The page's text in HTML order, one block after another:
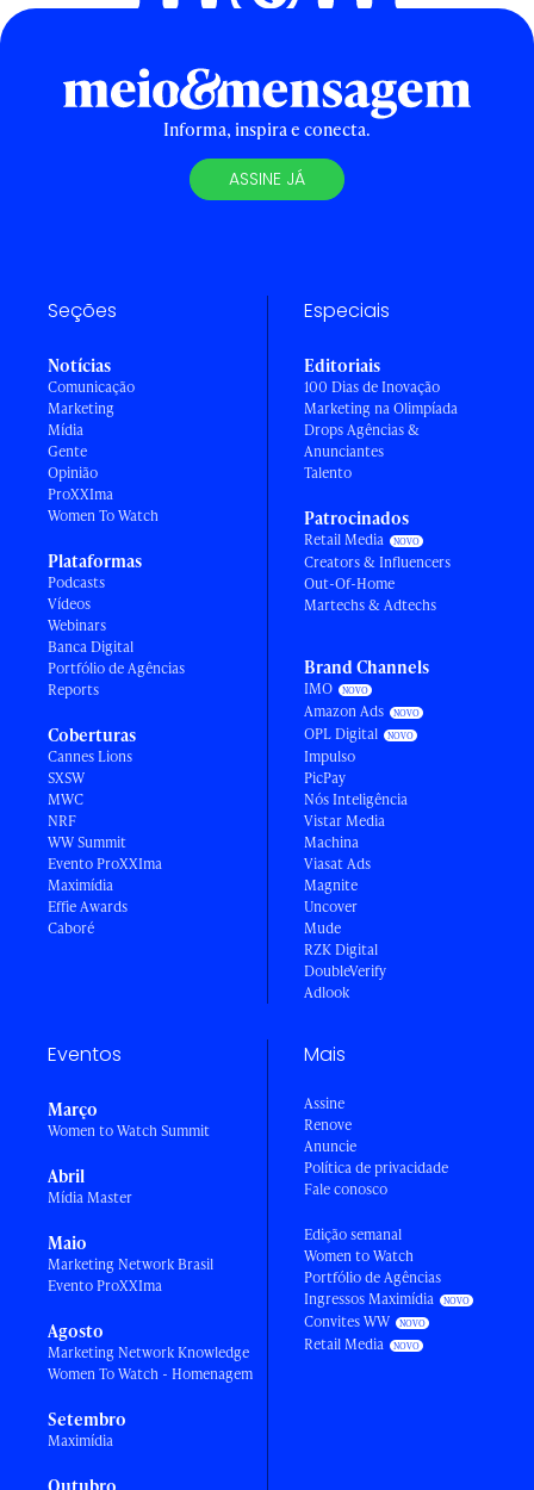
Informa, inspira e conecta.
ASSINE JÁ
Seções
Notícias
Comunicação
Marketing
Mídia
Gente
Opinião
ProXXIma
Women To Watch
Plataformas
Podcasts
Vídeos
Webinars
Banca Digital
Portfólio de Agências
Reports
Coberturas
Cannes Lions
SXSW
MWC
NRF
WW Summit
Evento ProXXIma
Maximídia
Effie Awards
Caboré
Especiais
Editoriais
100 Dias de Inovação
Marketing na Olimpíada
Drops Agências &
Anunciantes
Talento
Patrocinados
Retail Media
Creators & Influencers
Out-Of-Home
Martechs & Adtechs
Brand Channels
IMO
Amazon Ads
OPL Digital
Impulso
PicPay
Nós Inteligência
Vistar Media
Machina
Viasat Ads
Magnite
Uncover
Mude
RZK Digital
DoubleVerify
Adlook
Eventos
Março
Women to Watch Summit
Abril
Mídia Master
Maio
Marketing Network Brasil
Evento ProXXIma
Agosto
Marketing Network Knowledge
Women To Watch - Homenagem
Setembro
Maximídia
Mais
Assine
Renove
Anuncie
Política de privacidade
Fale conosco
Edição semanal
Women to Watch
Portfólio de Agências
Ingressos Maximídia
Convites WW
Retail Media